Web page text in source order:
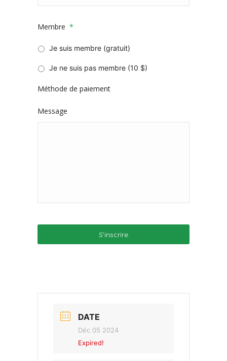
Membre *
Je suis membre (gratuit)
Je ne suis pas membre (10 $)
Méthode de paiement
Message
DATE
Déc 05 2024
Expired!